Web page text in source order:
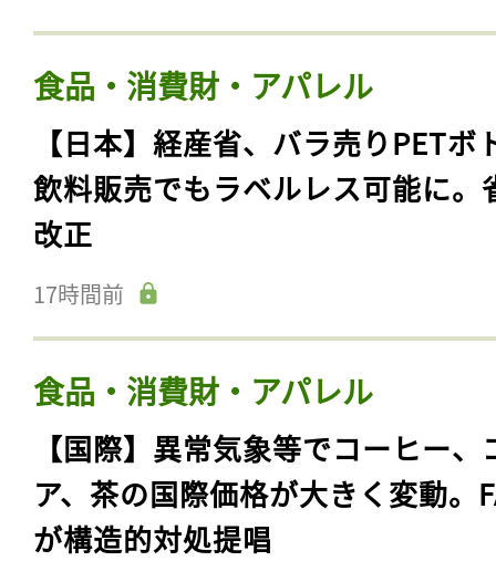
食品・消費財・アパレル
【日本】経産省、バラ売りPETボ
飲料販売でもラベルレス可能に。
改正
17時間前
食品・消費財・アパレル
【国際】異常気象等でコーヒー、
ア、茶の国際価格が大きく変動。
が構造的対処提唱